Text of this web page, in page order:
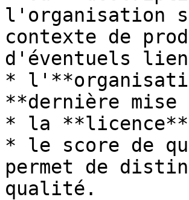
l'organisation
contexte de
d'éventuels
*
**dernière
* la **licence**
* le score de
permet de
qualité.